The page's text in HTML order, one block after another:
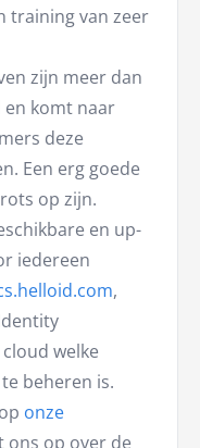
training van zeer
zijn meer dan
en komt naar
deze
Een erg goede
op zijn.
en up-
iedereen
,
welke
beheren is.
onze
ons op over de